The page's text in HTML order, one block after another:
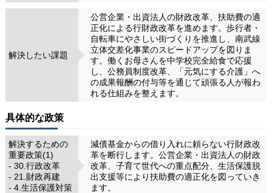
解決したい課題
公営企業・出資法人の財政改革、扶助費の適
正化による行財政改革を進めます。歩行者・
自転車にやさしい街づくりを推進し、南武線
立体交差化事業のスピードアップを図りま
す。働くお母さんを中学校完全給食で応援
し、公務員制度改革、「元気にする介護」へ
の成果報酬の付与等を通じて頑張る人が報わ
れる仕組みを整えます。
具体的な政策
解決するための
重要政策(1)
- 30.行政改革
- 21.財政再建
- 4.生活保護対策
減債基金からの借り入れに頼らない行財政改
革を断行します。公営企業・出資法人の財政
改革、子育て世代への重点配分、生活保護脱
出支援等により扶助費の適正化を図っていき
ます。